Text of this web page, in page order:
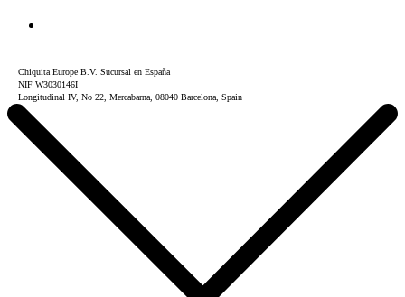
Chiquita Europe B.V. Sucursal en España
NIF W3030146I
Longitudinal IV, No 22, Mercabarna, 08040 Barcelona, Spain